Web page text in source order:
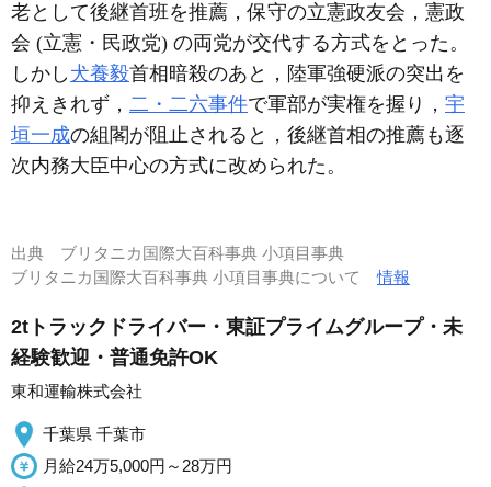
老として後継首班を推薦，保守の立憲政友会，憲政
会 (立憲・民政党) の両党が交代する方式をとった。
しかし 犬養毅首相暗殺のあと，陸軍強硬派の突出を
抑えきれず， 二・二六事件で軍部が実権を握り， 宇
垣一成の組閣が阻止されると，後継首相の推薦も逐
次内務大臣中心の方式に改められた。
出典 ブリタニカ国際大百科事典 小項目事典
ブリタニカ国際大百科事典 小項目事典について情報
2tトラックドライバー・東証プライムグループ・未
経験歓迎・普通免許OK
東和運輸株式会社
千葉県 千葉市
月給24万5,000円～28万円